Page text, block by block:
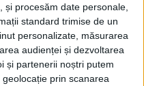
și procesăm date personale,
standard trimise de un
personalizate, măsurarea
audienței și dezvoltarea
și partenerii noștri putem
prin scanarea
reacționat și au
mizerii. Vom
mulțumim!